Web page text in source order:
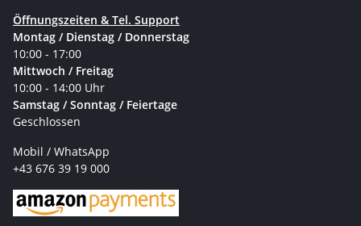
Öffnungszeiten & Tel. Support
Montag / Dienstag / Donnerstag
10:00 - 17:00
Mittwoch / Freitag
10:00 - 14:00 Uhr
Samstag / Sonntag / Feiertage
Geschlossen
Mobil / WhatsApp
+43 676 39 19 000